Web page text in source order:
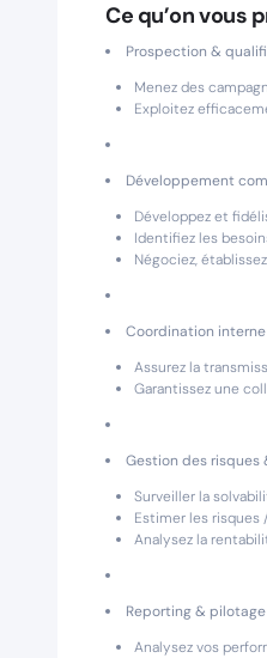
Ce qu’on vous
Prospection &
Menez des
Exploitez
Développement
Développez et
Identifiez les
Négociez,
Coordination interne
Assurez la
Garantissez une
Gestion des risques
Surveiller la
Estimer les
Analysez la
Reporting & pilotage
Analysez vos